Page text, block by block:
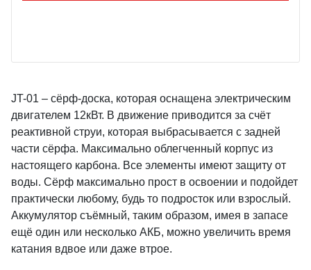
JT-01 – сёрф-доска, которая оснащена электрическим
двигателем 12кВт. В движение приводится за счёт
реактивной струи, которая выбрасывается с задней
части сёрфа. Максимально облегченный корпус из
настоящего карбона. Все элементы имеют защиту от
воды. Сёрф максимально прост в освоении и подойдет
практически любому, будь то подросток или взрослый.
Аккумулятор съёмный, таким образом, имея в запасе
ещё один или несколько АКБ, можно увеличить время
катания вдвое или даже втрое.